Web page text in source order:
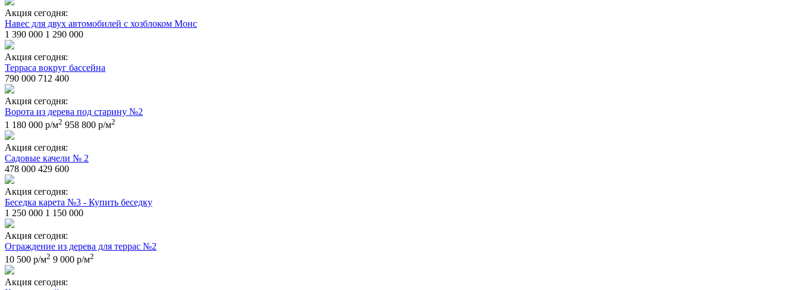
Акция сегодня:
Навес для двух автомобилей с хозблоком Монс
1 390 000 1 290 000
Акция сегодня:
Терраса вокруг бассейна
790 000 712 400
Акция сегодня:
Ворота из дерева под старину №2
1 180 000 р/м2 958 800 р/м2
Акция сегодня:
Садовые качели № 2
478 000 429 600
Акция сегодня:
Беседка карета №3 - Купить беседку
1 250 000 1 150 000
Акция сегодня:
Ограждение из дерева для террас №2
10 500 р/м2 9 000 р/м2
Акция сегодня: